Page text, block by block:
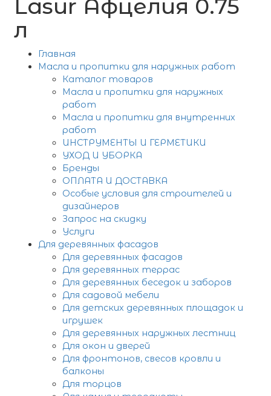
Lasur Афцелия 0.75
л
Главная
Масла и пропитки для наружных работ
Каталог товаров
Масла и пропитки для наружных
работ
Масла и пропитки для внутренних
работ
ИНСТРУМЕНТЫ И ГЕРМЕТИКИ
УХОД И УБОРКА
Бренды
ОПЛАТА И ДОСТАВКА
Особые условия для строителей и
дизайнеров
Запрос на скидку
Услуги
Для деревянных фасадов
Для деревянных фасадов
Для деревянных террас
Для деревянных беседок и заборов
Для садовой мебели
Для детских деревянных площадок и
игрушек
Для деревянных наружных лестниц
Для окон и дверей
Для фронтонов, свесов кровли и
балконы
Для торцов